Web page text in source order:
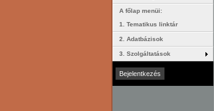
A főlap menüi:
1. Tematikus linktár
2. Adatbázisok
3. Szolgáltatások